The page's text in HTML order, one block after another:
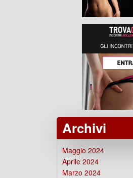
Archivi
Maggio 2024
Aprile 2024
Marzo 2024